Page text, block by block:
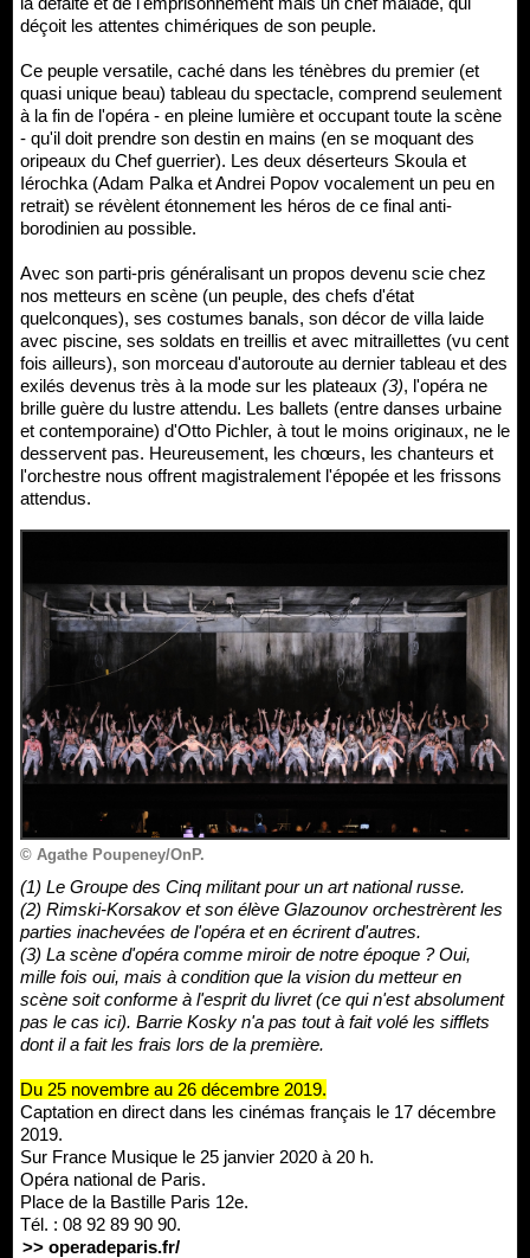
déçoit les attentes chimériques de son peuple.
Ce peuple versatile, caché dans les ténèbres du premier (et
quasi unique beau) tableau du spectacle, comprend seulement
à la fin de l'opéra - en pleine lumière et occupant toute la scène
- qu'il doit prendre son destin en mains (en se moquant des
oripeaux du Chef guerrier). Les deux déserteurs Skoula et
Iérochka (Adam Palka et Andrei Popov vocalement un peu en
retrait) se révèlent étonnement les héros de ce final anti-
borodinien au possible.
Avec son parti-pris généralisant un propos devenu scie chez
nos metteurs en scène (un peuple, des chefs d'état
quelconques), ses costumes banals, son décor de villa laide
avec piscine, ses soldats en treillis et avec mitraillettes (vu cent
fois ailleurs), son morceau d'autoroute au dernier tableau et des
exilés devenus très à la mode sur les plateaux (3), l'opéra ne
brille guère du lustre attendu. Les ballets (entre danses urbaine
et contemporaine) d'Otto Pichler, à tout le moins originaux, ne le
desservent pas. Heureusement, les chœurs, les chanteurs et
l'orchestre nous offrent magistralement l'épopée et les frissons
attendus.
© Agathe Poupeney/OnP.
(1) Le Groupe des Cinq militant pour un art national russe.
(2) Rimski-Korsakov et son élève Glazounov orchestrèrent les
parties inachevées de l'opéra et en écrirent d'autres.
(3) La scène d'opéra comme miroir de notre époque ? Oui,
mille fois oui, mais à condition que la vision du metteur en
scène soit conforme à l'esprit du livret (ce qui n'est absolument
pas le cas ici). Barrie Kosky n'a pas tout à fait volé les sifflets
dont il a fait les frais lors de la première.
Du 25 novembre au 26 décembre 2019.
Captation en direct dans les cinémas français le 17 décembre
2019.
Sur France Musique le 25 janvier 2020 à 20 h.
Opéra national de Paris.
Place de la Bastille Paris 12e.
Tél. : 08 92 89 90 90.
>> operadeparis.fr/